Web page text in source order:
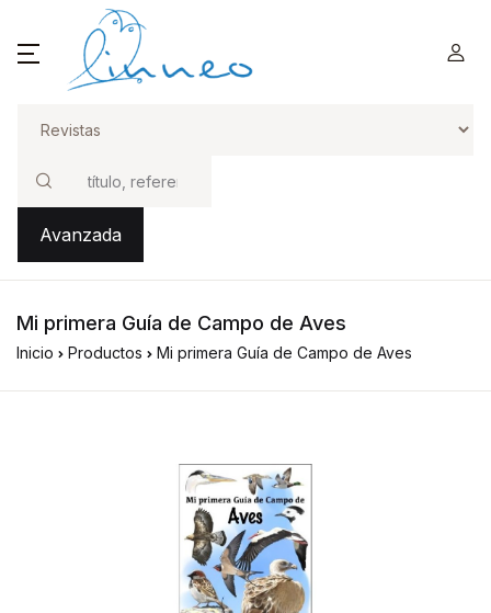
Buscar
Avanzada
Mi primera Guía de Campo de Aves
Inicio Productos Mi primera Guía de Campo de Aves